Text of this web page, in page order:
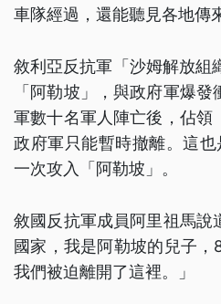
車隊經過，還能聽見各地傳
敘利亞反抗軍「沙姆解放組
「阿勒坡」，與政府軍爆
軍數十名軍人陣亡後，佔領
政府軍只能暫時撤離。這
一次攻入「阿勒坡」。
敘國反抗軍成員阿里祖馬說
國家，我是阿勒坡的兒子，
我們被迫離開了這裡。」